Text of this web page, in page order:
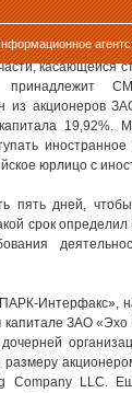
касающейся
принадлежит
из акционеров
19,92%.
иностранное
юрлицо с
пять дней,
срок
Интерфакс»,
капитале ЗАО
Company LLC.